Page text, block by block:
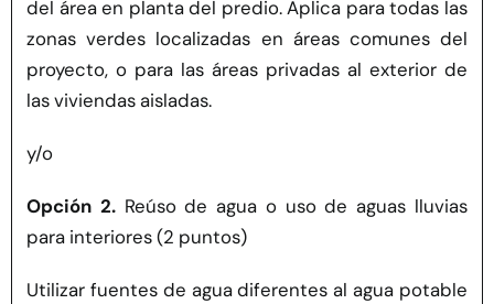
del área en planta del predio. Aplica para todas las
zonas verdes localizadas en áreas comunes del
proyecto, o para las áreas privadas al exterior de
las viviendas aisladas.
y/o
Opción 2. Reúso de agua o uso de aguas lluvias
para interiores (2 puntos)
Utilizar fuentes de agua diferentes al agua potable